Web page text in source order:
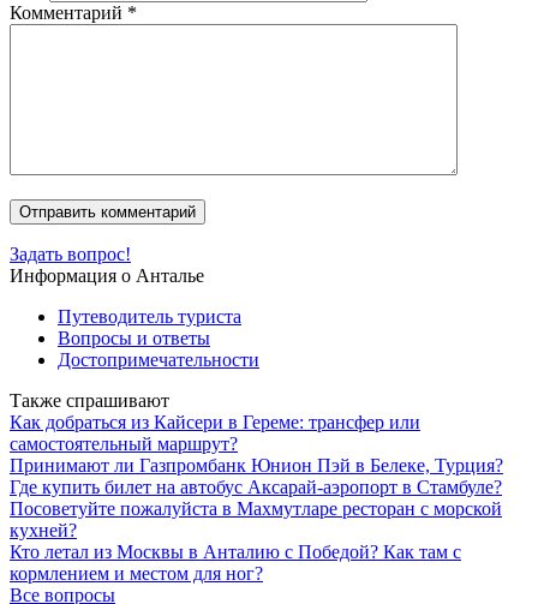
Комментарий *
Задать вопрос!
Информация о Анталье
Путеводитель туриста
Вопросы и ответы
Достопримечательности
Также спрашивают
Как добраться из Кайсери в Гереме: трансфер или
самостоятельный маршрут?
Принимают ли Газпромбанк Юнион Пэй в Белеке, Турция?
Где купить билет на автобус Аксарай-аэропорт в Стамбуле?
Посоветуйте пожалуйста в Махмутларе ресторан с морской
кухней?
Кто летал из Москвы в Анталию с Победой? Как там с
кормлением и местом для ног?
Все вопросы